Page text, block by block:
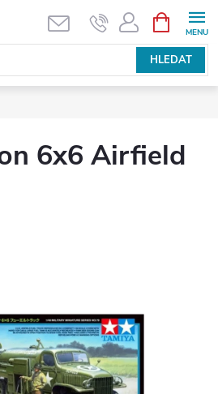
HLEDAT
NÁKUPNÍ
KOŠÍK
6x6 Airfield